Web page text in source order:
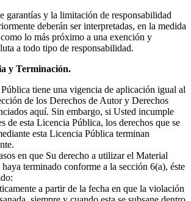
garantías y la limitación de responsabilidad
deberán ser interpretadas, en la medida
lo más próximo a una exención y
a todo tipo de responsabilidad.
y Terminación.
tiene una vigencia de aplicación igual al
de los Derechos de Autor y Derechos
aquí. Sin embargo, si Usted incumple
de esta Licencia Pública, los derechos que se
esta Licencia Pública terminan
en que Su derecho a utilizar el Material
terminado conforme a la sección 6(a), éste
a partir de la fecha en que la violación